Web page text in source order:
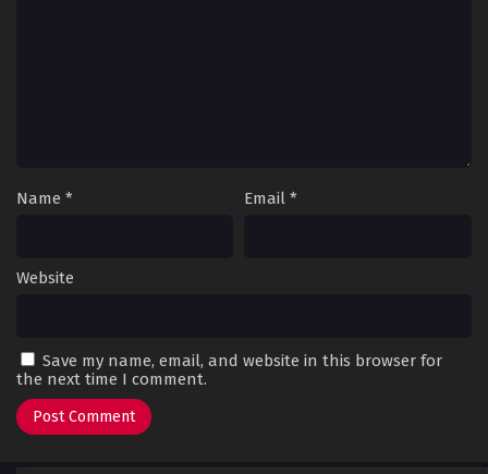
Name * Email *
Website
Save my name, email, and website in this browser for
the next time I comment.